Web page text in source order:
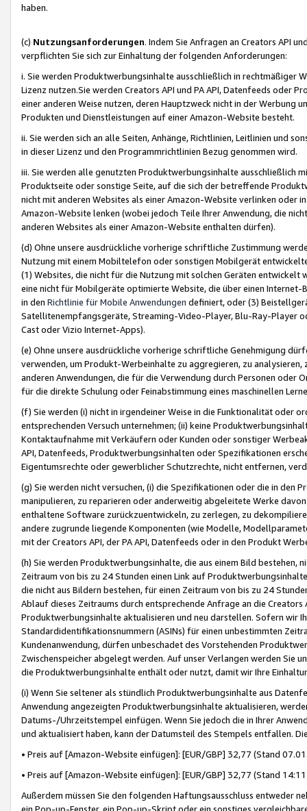
haben.
(c) Nutzungsanforderungen. Indem Sie Anfragen an Creators API
verpflichten Sie sich zur Einhaltung der folgenden Anforderungen:
i. Sie werden Produktwerbungsinhalte ausschließlich in rechtmäßiger
Lizenz nutzen.Sie werden Creators API und PA API, Datenfeeds oder
einer anderen Weise nutzen, deren Hauptzweck nicht in der Werbung
Produkten und Dienstleistungen auf einer Amazon-Website besteht.
ii. Sie werden sich an alle Seiten, Anhänge, Richtlinien, Leitlinien und
in dieser Lizenz und den Programmrichtlinien Bezug genommen wird.
iii. Sie werden alle genutzten Produktwerbungsinhalte ausschließlich
Produktseite oder sonstige Seite, auf die sich der betreffende
nicht mit anderen Websites als einer Amazon-Website verlinken oder
Amazon-Website lenken (wobei jedoch Teile Ihrer Anwendung, die
anderen Websites als einer Amazon-Website enthalten dürfen).
(d) Ohne unsere ausdrückliche vorherige schriftliche Zustimmung
Nutzung mit einem Mobiltelefon oder sonstigen Mobilgerät
(1) Websites, die nicht für die Nutzung mit solchen Geräten
eine nicht für Mobilgeräte optimierte Website, die über einen
in den Richtlinie für Mobile Anwendungen definiert, oder (3)
Satellitenempfangsgeräte, Streaming-Video-Player, Blu-Ray-Player
Cast oder Vizio Internet-Apps).
(e) Ohne unsere ausdrückliche vorherige schriftliche Genehmigung
verwenden, um Produkt-Werbeinhalte zu aggregieren, zu
anderen Anwendungen, die für die Verwendung durch Personen
für die direkte Schulung oder Feinabstimmung eines maschinellen
(f) Sie werden (i) nicht in irgendeiner Weise in die Funktionalität oder
entsprechenden Versuch unternehmen; (ii) keine
Kontaktaufnahme mit Verkäufern oder Kunden oder sonstiger
API, Datenfeeds, Produktwerbungsinhalten oder Spezifikationen
Eigentumsrechte oder gewerblicher Schutzrechte, nicht entfernen,
(g) Sie werden nicht versuchen, (i) die Spezifikationen oder die in
manipulieren, zu reparieren oder anderweitig abgeleitete Werke
enthaltene Software zurückzuentwickeln, zu zerlegen, zu
andere zugrunde liegende Komponenten (wie Modelle,
mit der Creators API, der PA API, Datenfeeds oder in den Produkt
(h) Sie werden Produktwerbungsinhalte, die aus einem Bild bestehen,
Zeitraum von bis zu 24 Stunden einen Link auf
die nicht aus Bildern bestehen, für einen Zeitraum von bis zu 24
Ablauf dieses Zeitraums durch entsprechende Anfrage an die
Produktwerbungsinhalte aktualisieren und neu darstellen. Sofern wir
Standardidentifikationsnummern (ASINs) für einen unbestimmten
Kundenanwendung, dürfen unbeschadet des Vorstehenden
Zwischenspeicher abgelegt werden. Auf unser Verlangen werden Sie
die Produktwerbungsinhalte enthält oder nutzt, damit wir Ihre
(i) Wenn Sie seltener als stündlich Produktwerbungsinhalte aus
Anwendung angezeigten Produktwerbungsinhalte aktualisieren,
Datums-/Uhrzeitstempel einfügen. Wenn Sie jedoch die in Ihrer
und aktualisiert haben, kann der Datumsteil des Stempels entfallen.
• Preis auf [Amazon-Website einfügen]: [EUR/GBP] 32,77 (Stand
• Preis auf [Amazon-Website einfügen]: [EUR/GBP] 32,77 (Stand
Außerdem müssen Sie den folgenden Haftungsausschluss entweder
ein Pop-up-Fenster, ein Pop-up-Skript oder ein sonstiges